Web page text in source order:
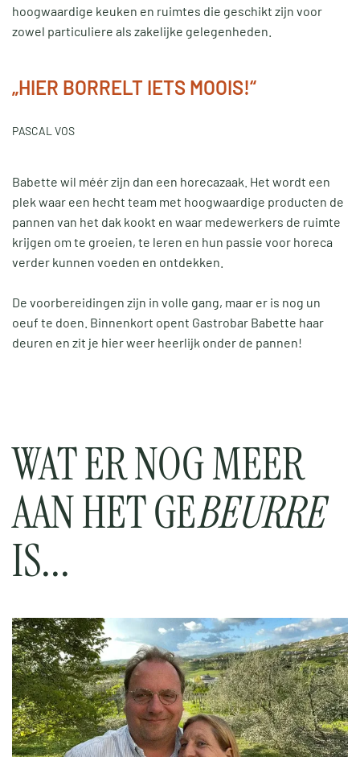
hoogwaardige keuken en ruimtes die geschikt zijn voor
zowel particuliere als zakelijke gelegenheden.
„HIER BORRELT IETS MOOIS!“
PASCAL VOS
Babette wil méér zijn dan een horecazaak. Het wordt een
plek waar een hecht team met hoogwaardige producten de
pannen van het dak kookt en waar medewerkers de ruimte
krijgen om te groeien, te leren en hun passie voor horeca
verder kunnen voeden en ontdekken.
De voorbereidingen zijn in volle gang, maar er is nog un
oeuf te doen. Binnenkort opent Gastrobar Babette haar
deuren en zit je hier weer heerlijk onder de pannen!
WAT ER NOG MEER
AAN HET GEBEURRE
IS...